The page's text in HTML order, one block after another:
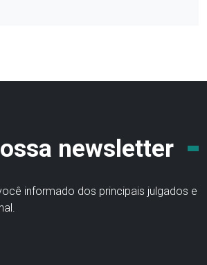
newsletter
informado dos principais julgados e